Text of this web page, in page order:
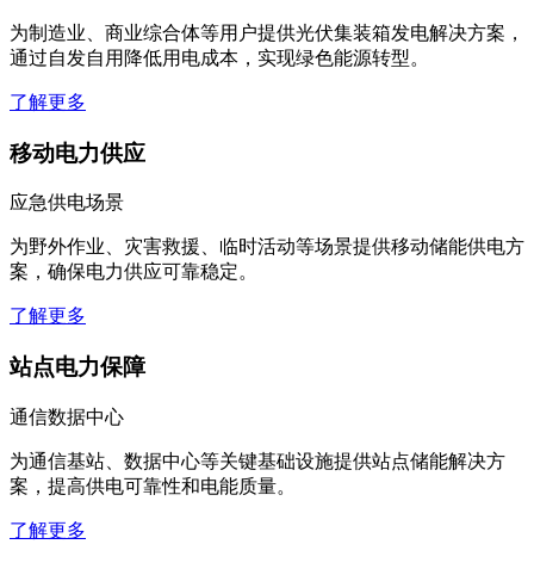
为制造业、商业综合体等用户提供光伏集装箱发电解决方案，
通过自发自用降低用电成本，实现绿色能源转型。
了解更多
移动电力供应
应急供电场景
为野外作业、灾害救援、临时活动等场景提供移动储能供电方
案，确保电力供应可靠稳定。
了解更多
站点电力保障
通信数据中心
为通信基站、数据中心等关键基础设施提供站点储能解决方
案，提高供电可靠性和电能质量。
了解更多